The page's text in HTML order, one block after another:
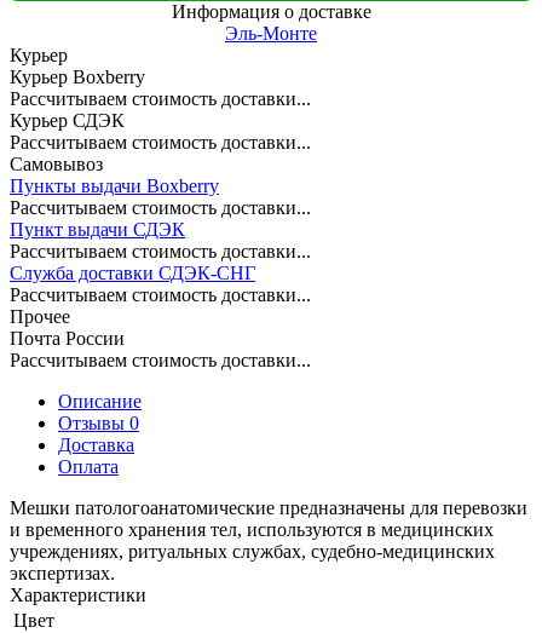
Информация о доставке
Эль-Монте
Курьер
Курьер Boxberry
Рассчитываем стоимость доставки...
Курьер СДЭК
Рассчитываем стоимость доставки...
Самовывоз
Пункты выдачи Boxberry
Рассчитываем стоимость доставки...
Пункт выдачи СДЭК
Рассчитываем стоимость доставки...
Служба доставки СДЭК-СНГ
Рассчитываем стоимость доставки...
Прочее
Почта России
Рассчитываем стоимость доставки...
Описание
Отзывы 0
Доставка
Оплата
Мешки патологоанатомические предназначены для перевозки
и временного хранения тел, используются в медицинских
учреждениях, ритуальных службах, судебно-медицинских
экспертизах.
Характеристики
Цвет